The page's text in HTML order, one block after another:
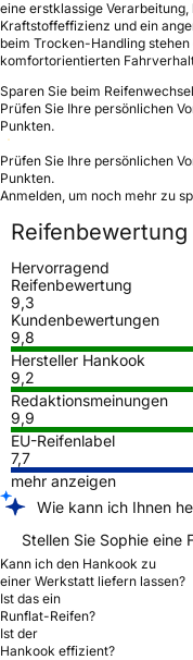
eine erstklassige
Kraftstoffeffizienz und ein
beim Trocken-Handling
komfortorientierten
Sparen Sie beim Reifenwechsel
Prüfen Sie Ihre persönlichen
Punkten.
Prüfen Sie Ihre persönlichen
Punkten.
Anmelden, um noch mehr zu
Reifenbewertung
Hervorragend
Reifenbewertung
9,3
Kundenbewertungen
9,8
Hersteller Hankook
9,2
Redaktionsmeinungen
9,9
EU-Reifenlabel
7,7
mehr anzeigen
Wie kann ich Ihnen
Stellen Sie Sophie eine
Kann ich den Hankook zu
einer Werkstatt liefern lassen?
Ist das ein
Runflat-Reifen?
Ist der
Hankook effizient?